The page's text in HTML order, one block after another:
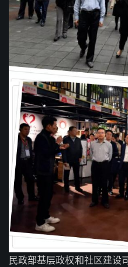
民政部基层政权和社区建设